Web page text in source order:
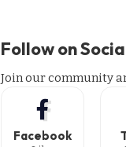
Follow on
Join our community
Facebook